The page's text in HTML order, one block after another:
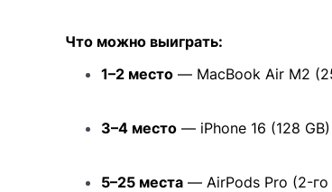
Что можно выиграть:
1–2 место — MacBook Air M2
3–4 место — iPhone 16 (128 GB)
5–25 места — AirPods Pro (2-го